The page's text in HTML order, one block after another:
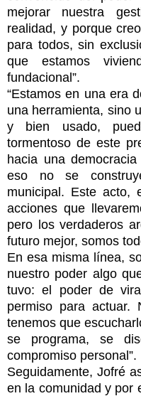
mejorar nuestra
realidad, y porque
para todos, sin
que estamos
fundacional”.
“Estamos en una era
una herramienta, sino
y bien usado,
tormentoso de este
hacia una
eso no se
municipal. Este acto,
acciones que
pero los verdaderos
futuro mejor, somos
En esa misma línea,
nuestro poder algo
tuvo: el poder de
permiso para actuar.
tenemos que
se programa, se
compromiso personal”.
Seguidamente, Jofré
en la comunidad y por